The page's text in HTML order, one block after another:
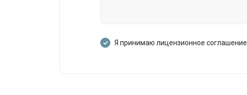
Я принимаю лицензионное соглашение